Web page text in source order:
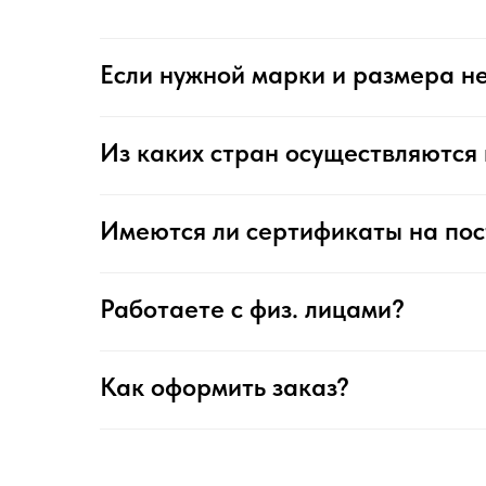
Если нужной марки и размера
Из каких стран
Имеются ли сертификаты на
Работаете с физ. лицами?
Как оформить заказ?